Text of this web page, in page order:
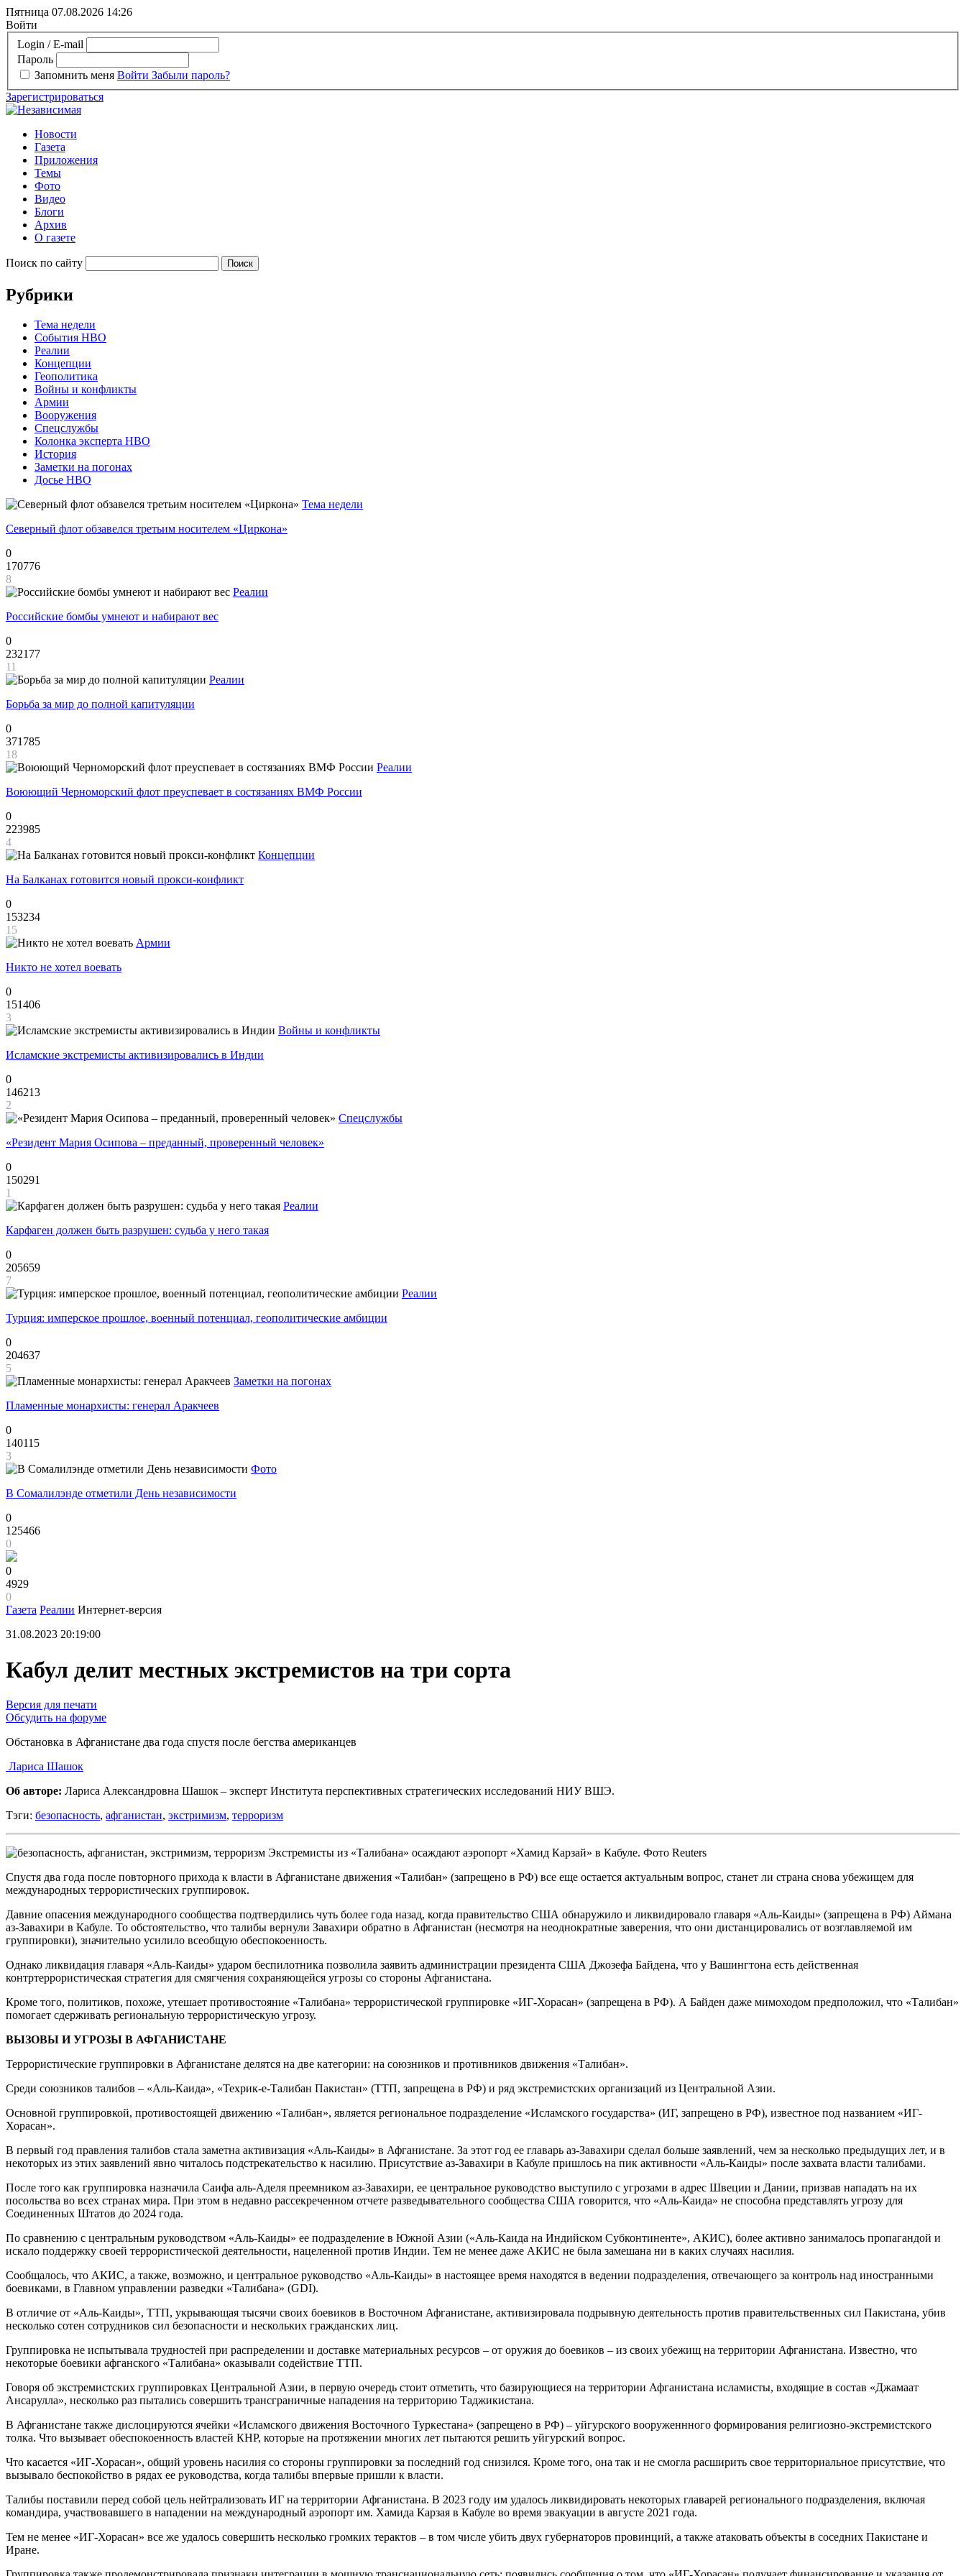
Пятница 07.08.2026 14:26
Войти
Login / E-mail
Пароль
Запомнить меня Войти Забыли пароль?
Зарегистрироваться
Новости
Газета
Приложения
Темы
Фото
Видео
Блоги
Архив
О газете
Поиск по сайту
Рубрики
Тема недели
События НВО
Реалии
Концепции
Геополитика
Войны и конфликты
Армии
Вооружения
Спецслужбы
Колонка эксперта НВО
История
Заметки на погонах
Досье НВО
Тема недели
Северный флот обзавелся третьим носителем «Циркона»
0
170776
8
Реалии
Российские бомбы умнеют и набирают вес
0
232177
11
Реалии
Борьба за мир до полной капитуляции
0
371785
18
Реалии
Воюющий Черноморский флот преуспевает в состязаниях ВМФ России
0
223985
4
Концепции
На Балканах готовится новый прокси-конфликт
0
153234
15
Армии
Никто не хотел воевать
0
151406
3
Войны и конфликты
Исламские экстремисты активизировались в Индии
0
146213
2
Спецслужбы
«Резидент Мария Осипова – преданный, проверенный человек»
0
150291
1
Реалии
Карфаген должен быть разрушен: судьба у него такая
0
205659
7
Реалии
Турция: имперское прошлое, военный потенциал, геополитические амбиции
0
204637
5
Заметки на погонах
Пламенные монархисты: генерал Аракчеев
0
140115
3
Фото
В Сомалилэнде отметили День независимости
0
125466
0
0
4929
0
Газета Реалии Интернет-версия
31.08.2023 20:19:00
Кабул делит местных экстремистов на три сорта
Версия для печати
Обсудить на форуме
Обстановка в Афганистане два года спустя после бегства американцев
Лариса Шашок
Об авторе: Лариса Александровна Шашок – эксперт Института перспективных стратегических исследований НИУ ВШЭ.
Тэги: безопасность, афганистан, экстримизм, терроризм
Экстремисты из «Талибана» осаждают аэропорт «Хамид Карзай» в Кабуле. Фото Reuters
Спустя два года после повторного прихода к власти в Афганистане движения «Талибан» (запрещено в РФ) все еще остается актуальным вопрос, станет ли страна снова убежищем для
международных террористических группировок.
Давние опасения международного сообщества подтвердились чуть более года назад, когда правительство США обнаружило и ликвидировало главаря «Аль-Каиды» (запрещена в РФ) Аймана
аз-Завахири в Кабуле. То обстоятельство, что талибы вернули Завахири обратно в Афганистан (несмотря на неоднократные заверения, что они дистанцировались от возглавляемой им
группировки), значительно усилило всеобщую обеспокоенность.
Однако ликвидация главаря «Аль-Каиды» ударом беспилотника позволила заявить администрации президента США Джозефа Байдена, что у Вашингтона есть действенная
контртеррористическая стратегия для смягчения сохраняющейся угрозы со стороны Афганистана.
Кроме того, политиков, похоже, утешает противостояние «Талибана» террористической группировке «ИГ-Хорасан» (запрещена в РФ). А Байден даже мимоходом предположил, что «Талибан»
помогает сдерживать региональную террористическую угрозу.
ВЫЗОВЫ И УГРОЗЫ В АФГАНИСТАНЕ
Террористические группировки в Афганистане делятся на две категории: на союзников и противников движения «Талибан».
Среди союзников талибов – «Аль-Каида», «Техрик-е-Талибан Пакистан» (ТТП, запрещена в РФ) и ряд экстремистских организаций из Центральной Азии.
Основной группировкой, противостоящей движению «Талибан», является региональное подразделение «Исламского государства» (ИГ, запрещено в РФ), известное под названием «ИГ-
Хорасан».
В первый год правления талибов стала заметна активизация «Аль-Каиды» в Афганистане. За этот год ее главарь аз-Завахири сделал больше заявлений, чем за несколько предыдущих лет, и в
некоторых из этих заявлений явно читалось подстрекательство к насилию. Присутствие аз-Завахири в Кабуле пришлось на пик активности «Аль-Каиды» после захвата власти талибами.
После того как группировка назначила Саифа аль-Аделя преемником аз-Завахири, ее центральное руководство выступило с угрозами в адрес Швеции и Дании, призвав нападать на их
посольства во всех странах мира. При этом в недавно рассекреченном отчете разведывательного сообщества США говорится, что «Аль-Каида» не способна представлять угрозу для
Соединенных Штатов до 2024 года.
По сравнению с центральным руководством «Аль-Каиды» ее подразделение в Южной Азии («Аль-Каида на Индийском Субконтиненте», АКИС), более активно занималось пропагандой и
искало поддержку своей террористической деятельности, нацеленной против Индии. Тем не менее даже АКИС не была замешана ни в каких случаях насилия.
Сообщалось, что АКИС, а также, возможно, и центральное руководство «Аль-Каиды» в настоящее время находятся в ведении подразделения, отвечающего за контроль над иностранными
боевиками, в Главном управлении разведки «Талибана» (GDI).
В отличие от «Аль-Каиды», ТТП, укрывающая тысячи своих боевиков в Восточном Афганистане, активизировала подрывную деятельность против правительственных сил Пакистана, убив
несколько сотен сотрудников сил безопасности и нескольких гражданских лиц.
Группировка не испытывала трудностей при распределении и доставке материальных ресурсов – от оружия до боевиков – из своих убежищ на территории Афганистана. Известно, что
некоторые боевики афганского «Талибана» оказывали содействие ТТП.
Говоря об экстремистских группировках Центральной Азии, в первую очередь стоит отметить, что базирующиеся на территории Афганистана исламисты, входящие в состав «Джамаат
Ансарулла», несколько раз пытались совершить трансграничные нападения на территорию Таджикистана.
В Афганистане также дислоцируются ячейки «Исламского движения Восточного Туркестана» (запрещено в РФ) – уйгурского вооруженнного формирования религиозно-экстремистского
толка. Что вызывает обеспокоенность властей КНР, которые на протяжении многих лет пытаются решить уйгурский вопрос.
Что касается «ИГ-Хорасан», общий уровень насилия со стороны группировки за последний год снизился. Кроме того, она так и не смогла расширить свое территориальное присутствие, что
вызывало беспокойство в рядах ее руководства, когда талибы впервые пришли к власти.
Талибы поставили перед собой цель нейтрализовать ИГ на территории Афганистана. В 2023 году им удалось ликвидировать некоторых главарей регионального подразделения, включая
командира, участвовавшего в нападении на международный аэропорт им. Хамида Карзая в Кабуле во время эвакуации в августе 2021 года.
Тем не менее «ИГ-Хорасан» все же удалось совершить несколько громких терактов – в том числе убить двух губернаторов провинций, а также атаковать объекты в соседних Пакистане и
Иране.